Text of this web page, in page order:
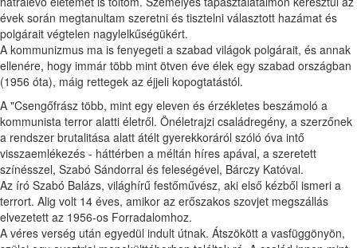
évek során megtanultam szeretni és tisztelni választott hazámat és
polgárait végtelen nagylelkűségükért.
A kommunizmus ma is fenyegeti a szabad világok polgárait, és annak
ellenére, hogy immár több mint ötven éve élek egy szabad országban
(1956 óta), máig rettegek az éjjeli kopogtatástól.
A "Csengőfrász több, mint egy eleven és érzékletes beszámoló a
kommunista terror alatti életről. Önéletrajzi családregény, a szerzőnek
a rendszer brutalitása alatt átélt gyerekkoráról szóló óva intő
visszaemlékezés - háttérben a méltán híres apával, a szeretett
színésszel, Szabó Sándorral és feleségével, Bárczy Katóval.
Az író Szabó Balázs, világhírű festőművész, aki első kézből ismeri a
terrort. Alig volt 14 éves, amikor az erőszakos szovjet megszállás
elvezetett az 1956-os Forradalomhoz.
A véres verség után egyedül indult útnak. Átszökött a vasfüggönyön,